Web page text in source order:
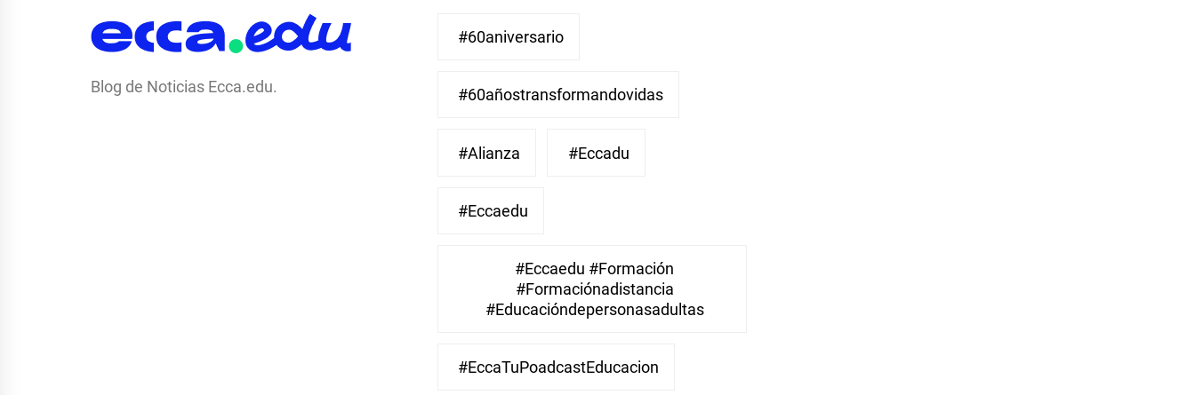
Blog de Noticias Ecca.edu.
#60aniversario
#60añostransformandovidas
#Alianza #eccadu
#eccaedu
#eccaedu #formación
#formaciónadistancia
#educacióndepersonasadultas
#EccaTuPoadcastEducacion